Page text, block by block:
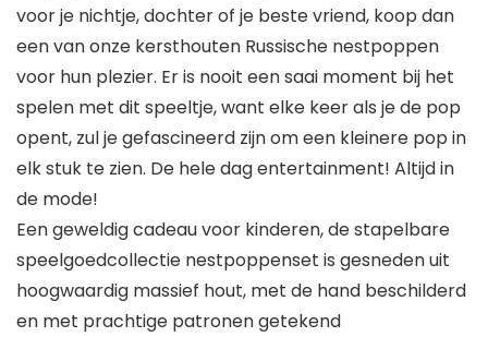
voor je nichtje, dochter of je beste vriend, koop dan
een van onze kersthouten Russische nestpoppen
voor hun plezier. Er is nooit een saai moment bij het
spelen met dit speeltje, want elke keer als je de pop
opent, zul je gefascineerd zijn om een kleinere pop in
elk stuk te zien. De hele dag entertainment! Altijd in
de mode!
Een geweldig cadeau voor kinderen, de stapelbare
speelgoedcollectie nestpoppenset is gesneden uit
hoogwaardig massief hout, met de hand beschilderd
en met prachtige patronen getekend